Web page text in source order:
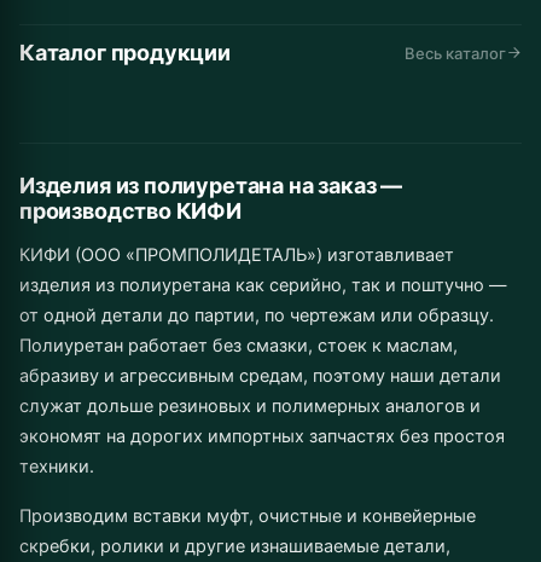
Каталог продукции Весь каталог
Автомобильные
запчасти
Дорожная
техника
Горнодобывающая
Конвейеры и
Промышленное
Изделия из полиуретана на заказ —
производство КИФИ
КИФИ (ООО «ПРОМПОЛИДЕТАЛЬ») изготавливает
изделия из полиуретана как серийно, так и поштучно —
от одной детали до партии, по чертежам или образцу.
Полиуретан работает без смазки, стоек к маслам,
абразиву и агрессивным средам, поэтому наши детали
служат дольше резиновых и полимерных аналогов и
экономят на дорогих импортных запчастях без простоя
техники.
Производим вставки муфт, очистные и конвейерные
скребки, ролики и другие изнашиваемые детали,